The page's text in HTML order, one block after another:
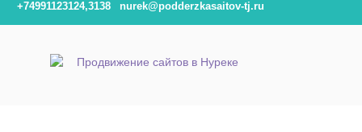
+74991123124,3138 nurek@podderzkasaitov-tj.ru